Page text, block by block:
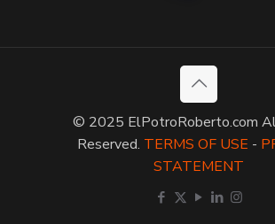
© 2025 ElPotroRoberto.com
Reserved. TERMS OF USE -
STATEMENT